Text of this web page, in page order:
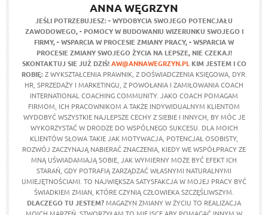
ANNA WĘGRZYN
JEŚLI POTRZEBUJESZ:- WYDOBYCIA SWOJEGO POTENCJAŁU
ZAWODOWEGO, - POMOCY W BUDOWANIU WIZERUNKU SWOJEGO I
FIRMY,- WSPARCIA W PROCESIE ZMIANY PRACY,- WSPARCIA W
PROCESIE ZMIANY SWOJEGO ŻYCIA NA LEPSZE, NIE CZEKAJ!
SKONTAKTUJ SIE JUŻ DZIŚ!AW@ANNAWEGRZYN.PL KIM JESTEM I CO
ROBIĘ:Z WYKSZTAŁCENIA PRAWNIK, Z DOŚWIADCZENIA KSIĘGOWA, DYR.
HR, SPRZEDAŻY I MARKETINGU, Z POWOŁANIA I ZAMIŁOWANIA COACH
INTERNATIONAL COACHING COMMUNITY. JAKO COACH POMAGAM
FIRMOM, ICH PRACOWNIKOM A TAKŻE INDYWIDUALNYM KLIENTOM
WYDOBYĆ WSZYSTKIE NAJLEPSZE CECHY Z SIEBIE I INNYCH, BY MÓC JE
WYKORZYSTAĆ W DRODZE DO WSPÓLNEGO SUKCESU. DLA MOICH
KLIENTÓW SŁOWA TAKIE JAK MOTYWACJA, POTENCJAŁ OSOBISTY,
ROZWÓJ ZACZYNAJĄ NABIERAĆ ZNACZENIA, KIEDY WE WSPÓŁPRACY ZE
MNĄ UŚWIADAMIAJĄ SOBIE, JAK WYMIERNY MOŻE BYĆ EFEKT ICH
STARAŃ, GDY POTRAFIĄ ZARZĄDZAĆ WŁASNYMI NATURALNYMI
UMIEJĘTNOŚCIAMI. TO NAJWIĘKSZA SATYSFAKCJA W MOJEJ PRACY BYĆ
ŚWIADKIEM ZMIAN, KTÓRE CZYNIĄ CZŁOWIEKA SZCZĘŚLIWSZYM.
DLACZEGO TU JESTEM?MAGAZYN ZMIANY W ŻYCIU TO REALIZACJA